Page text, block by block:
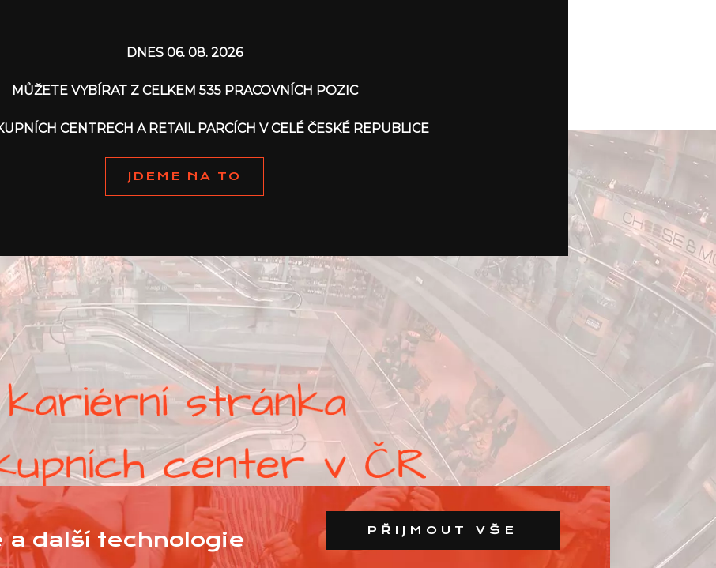
DNES 06. 08. 2026
MŮŽETE VYBÍRAT Z CELKEM 535 PRACOVNÍCH POZIC
CENTRECH A RETAIL PARCÍCH V CELÉ ČESKÉ REPUBLICE
JDEME NA TO
a další technologie PŘIJMOUT VŠE